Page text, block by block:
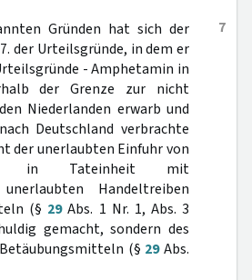
7
Gründen hat sich der
der Urteilsgründe, in dem er
- Amphetamin in
der Grenze zur nicht
Niederlanden erwarb und
Deutschland verbrachte
der unerlaubten Einfuhr von
in Tateinheit mit
Handeltreiben
(§ 29Abs. 1 Nr. 1, Abs. 3
gemacht, sondern des
(§ 29Abs.